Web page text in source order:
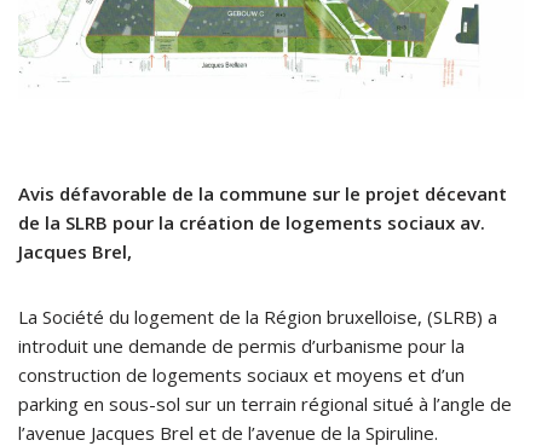
Avis défavorable de la commune sur le projet décevant
de la SLRB pour la création de logements sociaux av.
Jacques Brel,
La Société du logement de la Région bruxelloise, (SLRB) a
introduit une demande de permis d’urbanisme pour la
construction de logements sociaux et moyens et d’un
parking en sous-sol sur un terrain régional situé à l’angle de
l’avenue Jacques Brel et de l’avenue de la Spiruline.